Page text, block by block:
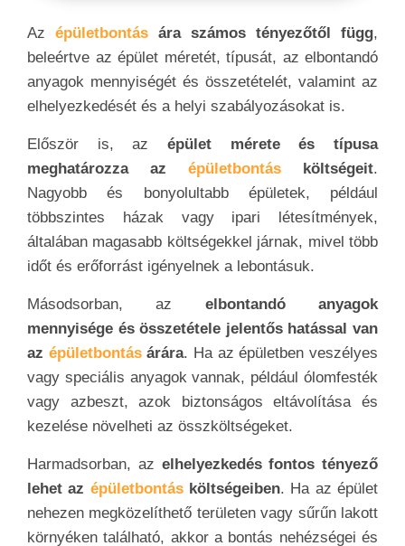
Az épületbontás ára számos tényezőtől függ,
beleértve az épület méretét, típusát, az elbontandó
anyagok mennyiségét és összetételét, valamint az
elhelyezkedését és a helyi szabályozásokat is.
Először is, az épület mérete és típusa
meghatározza az épületbontás költségeit.
Nagyobb és bonyolultabb épületek, például
többszintes házak vagy ipari létesítmények,
általában magasabb költségekkel járnak, mivel több
időt és erőforrást igényelnek a lebontásuk.
Másodsorban, az elbontandó anyagok
mennyisége és összetétele jelentős hatással van
az épületbontásárára. Ha az épületben veszélyes
vagy speciális anyagok vannak, például ólomfesték
vagy azbeszt, azok biztonságos eltávolítása és
kezelése növelheti az összköltségeket.
Harmadsorban, az elhelyezkedés fontos tényező
lehet az épületbontásköltségeiben. Ha az épület
nehezen megközelíthető területen vagy sűrűn lakott
környéken található, akkor a bontás nehézségei és